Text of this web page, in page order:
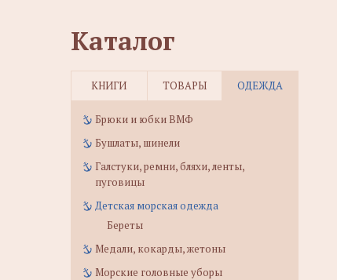
Каталог
КНИГИ ТОВАРЫ ОДЕЖДА
Брюки и юбки ВМФ
Бушлаты, шинели
Галстуки, ремни, бляхи, ленты,
пуговицы
Детская морская одежда
Береты
Медали, кокарды, жетоны
Морские головные уборы